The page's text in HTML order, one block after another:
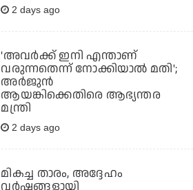
2 days ago
'അവര്‍ക്ക് ഇനി എന്താണ്
വരുന്നതെന്ന് നോക്കിയാല്‍ മതി';
അര്‍ജുന്‍
ആയങ്കിക്കെതിരെ ആഭ്യന്തര
മന്ത്രി
2 days ago
മികച്ച താരം, അദ്ദേഹം